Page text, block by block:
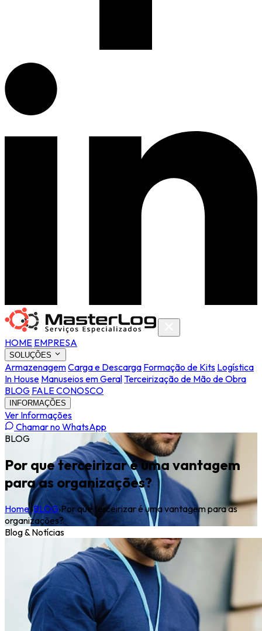
HOME EMPRESA
SOLUÇÕES
ArmazenagemCarga e Descarga Formação de Kits Logística
In House Manuseios em GeralTerceirização de Mão de Obra
BLOG FALE CONOSCO
INFORMAÇÕES
Ver Informações
Chamar no WhatsApp
BLOG
Por que terceirizar é uma vantagem
para as organizações?
Home›BLOG›Por que terceirizar é uma vantagem para as
organizações?
Blog & Notícias